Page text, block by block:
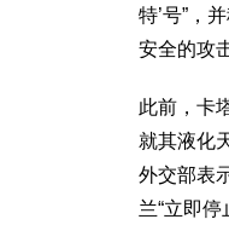
特’号”，
安全的攻击
此前，卡
就其液化
外交部表
兰“立即